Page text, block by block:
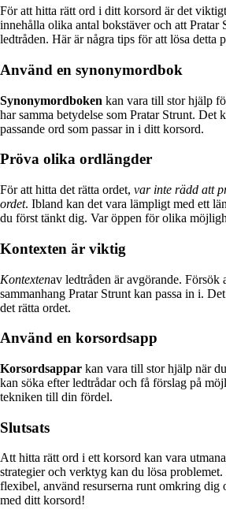
För att hitta rätt ord i ditt korsord är det
innehålla olika antal bokstäver och att Pratar
ledtråden. Här är några tips för att lösa detta
Använd en synonymordbok
Synonymordboken kan vara till stor hjälp
har samma betydelse som Pratar Strunt. Det
passande ord som passar in i ditt korsord.
Pröva olika ordlängder
För att hitta det rätta ordet, var inte rädd att
ordet. Ibland kan det vara lämpligt med ett
du först tänkt dig. Var öppen för olika
Kontexten är viktig
Kontextenav ledtråden är avgörande. Försök
sammanhang Pratar Strunt kan passa in i.
det rätta ordet.
Använd en korsordsapp
Korsordsappar kan vara till stor hjälp när
kan söka efter ledtrådar och få förslag på
tekniken till din fördel.
Slutsats
Att hitta rätt ord i ett korsord kan vara
strategier och verktyg kan du lösa
flexibel, använd resurserna runt omkring
med ditt korsord!